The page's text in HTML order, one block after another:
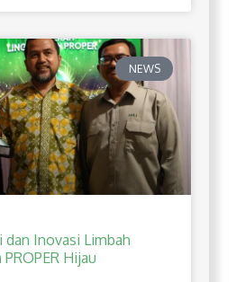
NEWS
dan Inovasi Limbah
Hijau